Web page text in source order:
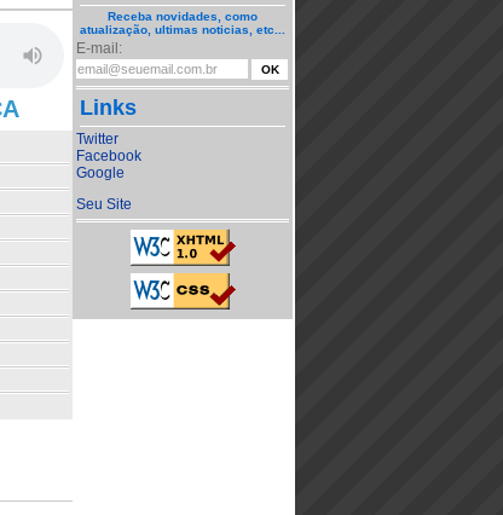
Receba novidades, como
atualização, ultimas noticias, etc...
E-mail:
Links
Twitter
Facebook
Google
Seu Site